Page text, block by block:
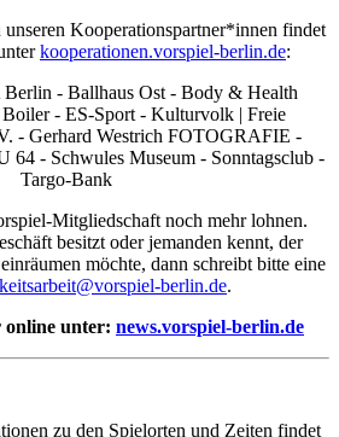
Kooperationspartner*innen findet
kooperationen.vorspiel-berlin.de:
- Ballhaus Ost - Body & Health
- ES-Sport - Kulturvolk | Freie
- Gerhard Westrich FOTOGRAFIE -
64 - Schwules Museum - Sonntagsclub -
Targo-Bank
Mitgliedschaft noch mehr lohnen.
besitzt oder jemanden kennt, der
möchte, dann schreibt bitte eine
berlin.de.
online unter: news.vorspiel-berlin.de
zu den Spielorten und Zeiten findet